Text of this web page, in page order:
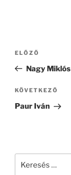
Bejegyzés
Korábbi
bejegyzés
ELŐZŐ
Nagy Miklós
Következő
bejegyzés
KÖVETKEZŐ
Paur Iván